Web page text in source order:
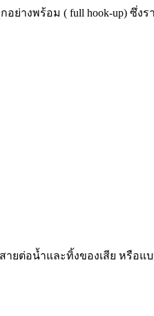
ย่างพร้อม ( full hook-up) ซึ่ง
ายต่อน้ำและทิ้งของเสีย หรือแ